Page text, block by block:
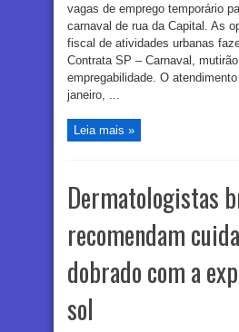
vagas de emprego temporário
carnaval de rua da Capital. As
fiscal de atividades urbanas
Contrata SP – Carnaval,
empregabilidade. O
janeiro, ...
Leia mais »
Dermatologistas
recomendam
dobrado com a
sol